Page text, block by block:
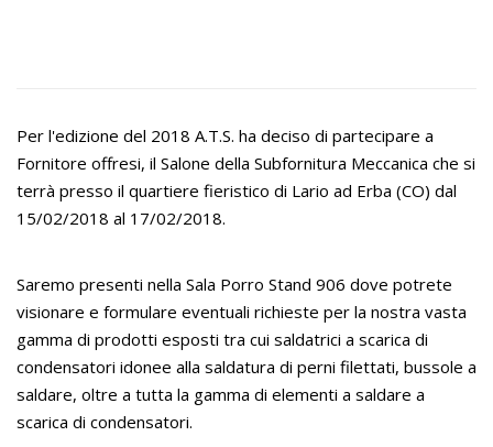
Per l'edizione del 2018 A.T.S. ha deciso di partecipare a
Fornitore offresi, il Salone della Subfornitura Meccanica che si
terrà presso il quartiere fieristico di Lario ad Erba (CO) dal
15/02/2018 al 17/02/2018.
Saremo presenti nella Sala Porro Stand 906 dove potrete
visionare e formulare eventuali richieste per la nostra vasta
gamma di prodotti esposti tra cui saldatrici a scarica di
condensatori idonee alla saldatura di perni filettati, bussole a
saldare, oltre a tutta la gamma di elementi a saldare a
scarica di condensatori.